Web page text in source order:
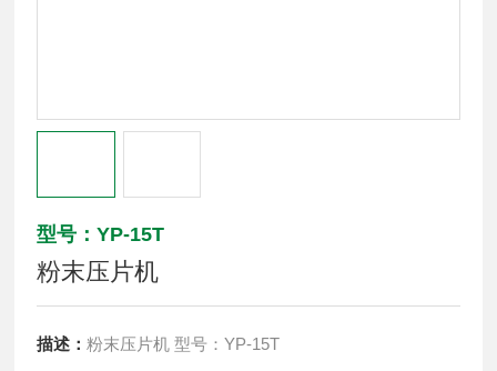
型号：YP-15T
粉末压片机
描述：粉末压片机 型号：YP-15T